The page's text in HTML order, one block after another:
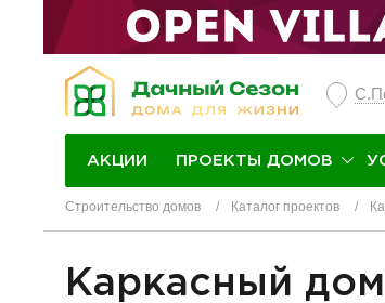
АКЦИИ ПРОЕКТЫ ДОМОВ
Строительство домов Каталог проектов
Каркасный